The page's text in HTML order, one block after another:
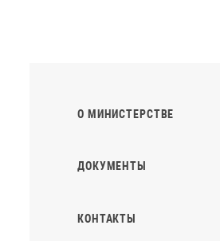
О МИНИСТЕРСТВЕ
ДОКУМЕНТЫ
КОНТАКТЫ